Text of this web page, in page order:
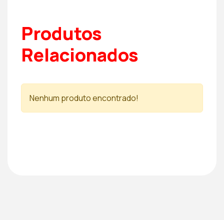
Produtos
Relacionados
Nenhum produto encontrado!